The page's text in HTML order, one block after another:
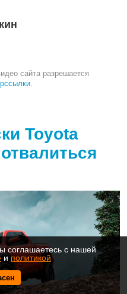
сайта разрешается
.
Toyota
соглашаетесь с нашей
иполитикой